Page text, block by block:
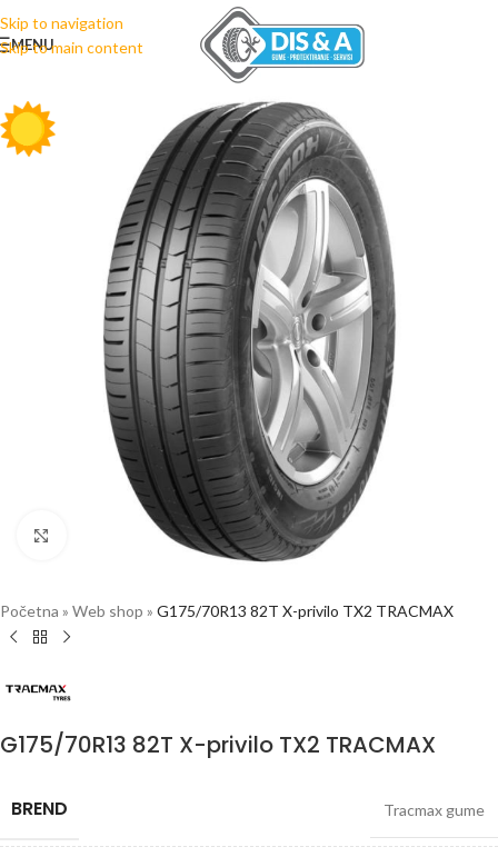
Skip to navigation
Skip to main content
MENU
Click to enlarge
Početna » Web shop » G175/70R13 82T X-privilo TX2 TRACMAX
G175/70R13 82T X-privilo TX2 TRACMAX
BREND Tracmax gume